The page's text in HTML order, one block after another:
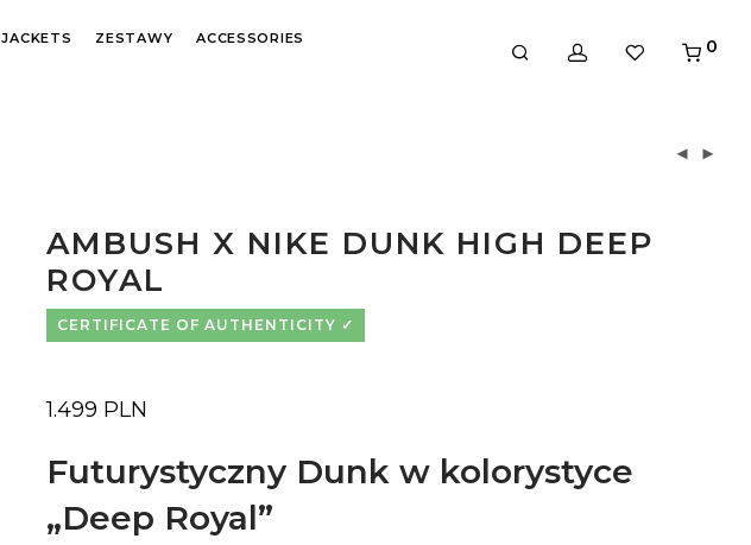
JACKETS ZESTAWY ACCESSORIES 0
AMBUSH X NIKE DUNK HIGH DEEP
ROYAL
CERTIFICATE OF AUTHENTICITY
1.499 PLN
Futurystyczny Dunk w kolorystyce
„Deep Royal”